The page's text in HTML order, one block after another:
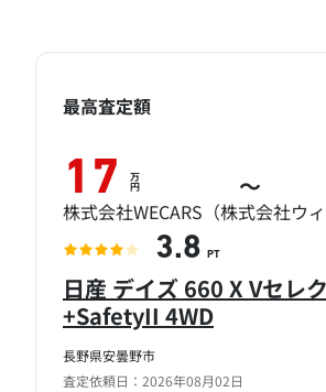
長野県安曇野市
査定依頼日：2026年08月02日
日産 デイズ 660 X Vセレ
+SafetyII 4WD
最高査定額
17 万
円 ～
株式会社WECARS（株式会社ウ
3.8 PT